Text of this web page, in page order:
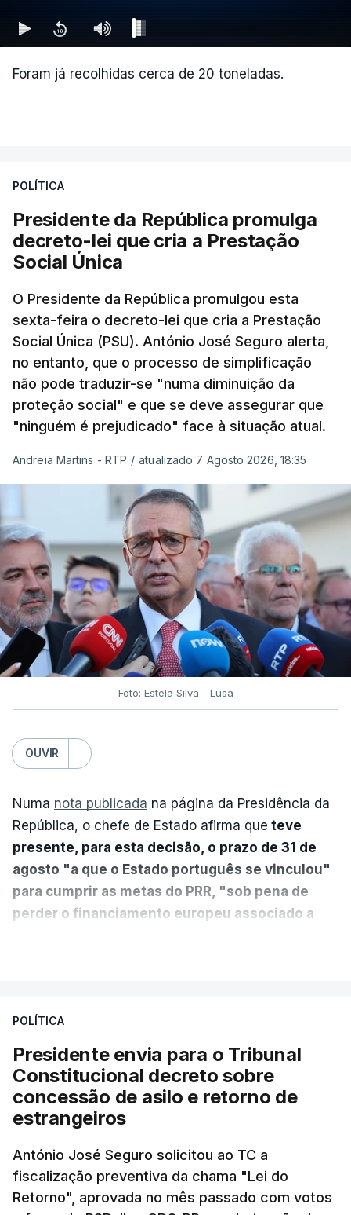
Foram já recolhidas cerca de 20 toneladas.
POLÍTICA
Presidente da República promulga
decreto-lei que cria a Prestação
Social Única
O Presidente da República promulgou esta
sexta-feira o decreto-lei que cria a Prestação
Social Única (PSU). António José Seguro alerta,
no entanto, que o processo de simplificação
não pode traduzir-se "numa diminuição da
proteção social" e que se deve assegurar que
"ninguém é prejudicado" face à situação atual.
Andreia Martins - RTP / atualizado 7 Agosto 2026, 18:35
Foto: Estela Silva - Lusa
OUVIR
Numa nota publicada na página da Presidência da
República, o chefe de Estado afirma que teve
presente, para esta decisão, o prazo de 31 de
agosto "a que o Estado português se vinculou"
para cumprir as metas do PRR, "sob pena de
perder o financiamento europeu associado a
sistema mais simples, mais justo e transparente".
"Sempre que seja possível reduzir burocracias,
eliminar sobreposições e garantir que os apoios
chegam a quem mais necessita, estaremos a dar
um passo na direção certa", argumenta o
Presidente da República.
POLÍTICA
Presidente envia para o Tribunal
Constitucional decreto sobre
concessão de asilo e retorno de
estrangeiros
António José Seguro solicitou ao TC a
fiscalização preventiva da chama "Lei do
Retorno", aprovada no mês passado com votos